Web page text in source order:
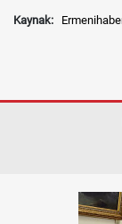
Kaynak: